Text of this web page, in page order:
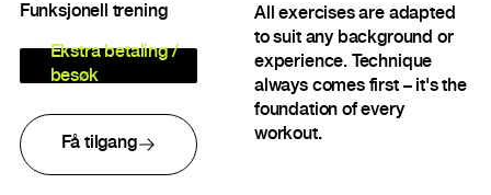
Funksjonell trening
Ekstra betaling /
besøk
Få tilgang
All exercises are adapted
to suit any background or
experience. Technique
always comes first – it's the
foundation of every
workout.